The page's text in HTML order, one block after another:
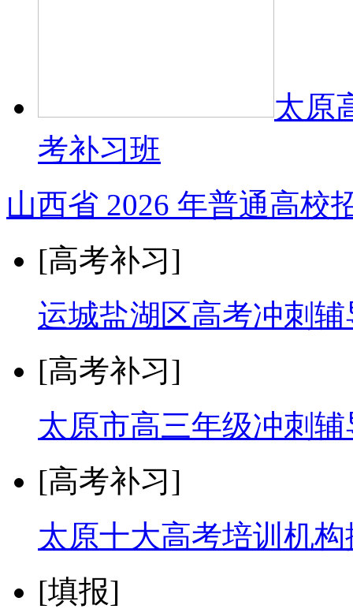
太原
考补习班
山西省 2026 年普通高校
[高考补习]
运城盐湖区高考冲刺
[高考补习]
太原市高三年级冲刺
[高考补习]
太原十大高考培训机
[填报]